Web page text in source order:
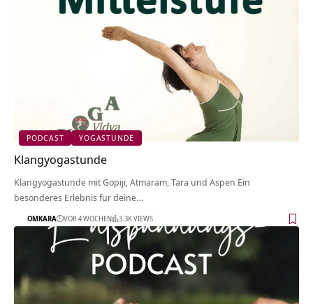
PODCAST YOGASTUNDE
Klangyogastunde
Klangyogastunde mit Gopiji, Atmaram, Tara und Aspen Ein
besonderes Erlebnis für deine…
OMKARA VOR 4 WOCHEN 3.3K VIEWS